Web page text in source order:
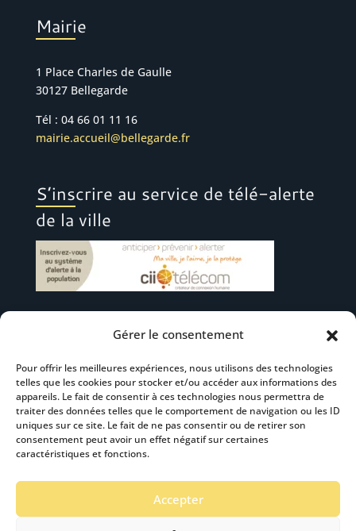
Gérer le consentement
Pour offrir les meilleures expériences, nous utilisons des technologies
telles que les cookies pour stocker et/ou accéder aux informations des
appareils. Le fait de consentir à ces technologies nous permettra de
traiter des données telles que le comportement de navigation ou les ID
uniques sur ce site. Le fait de ne pas consentir ou de retirer son
consentement peut avoir un effet négatif sur certaines
caractéristiques et fonctions.
Accepter
Mairie
1 Place Charles de Gaulle
30127 Bellegarde
Tél : 04 66 01 11 16
mairie.accueil@bellegarde.fr
S’inscrire au service de télé-alerte
de la ville
Suivez-nous
S’abonner à la newsletter